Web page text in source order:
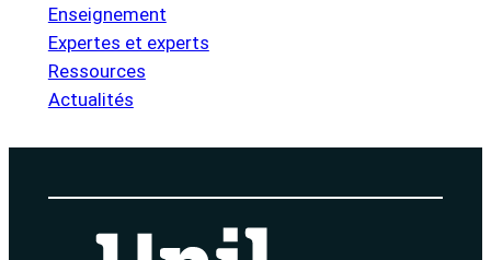
Enseignement
Expertes et experts
Ressources
Actualités